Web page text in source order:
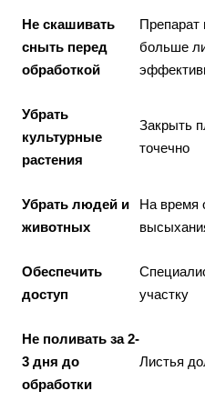
Не скашивать
сныть перед
обработкой
Препарат
больше
Убрать
культурные
растения
Закрыть
точечно
Убрать людей и
животных
На время
Обеспечить
доступ
участку
Не поливать за 2-
3 дня до
обработки
Листья